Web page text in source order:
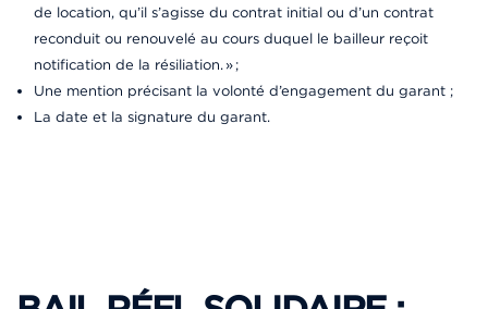
de location, qu’il s’agisse du contrat initial ou d’un contrat
reconduit ou renouvelé au cours duquel le bailleur reçoit
notification de la résiliation. » ;
Une mention précisant la volonté d’engagement du garant ;
La date et la signature du garant.